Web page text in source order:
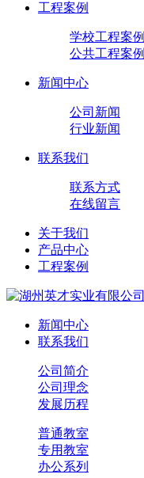
工程案例
学校工程案例
公共工程案例
新闻中心
公司新闻
行业新闻
联系我们
联系方式
在线留言
关于我们
产品中心
工程案例
新闻中心
联系我们
公司简介
公司理念
发展历程
普通教室
专用教室
办公系列